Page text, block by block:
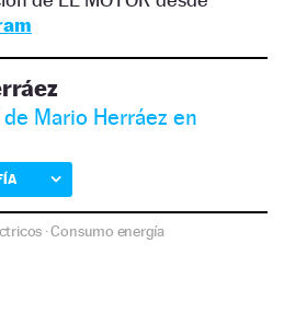
Mario Herráez en
·Consumo energía